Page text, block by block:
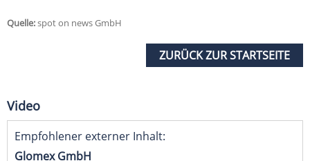
Quelle:spot on news GmbH
ZURÜCK ZUR STARTSEITE
Video
Empfohlener externer Inhalt:
Glomex GmbH